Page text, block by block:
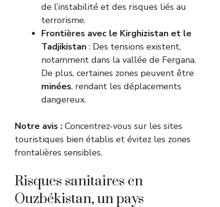
de l’instabilité et des risques liés au
terrorisme.
Frontières avec le Kirghizistan et le
Tadjikistan : Des tensions existent,
notamment dans la vallée de Fergana.
De plus, certaines zones peuvent être
minées, rendant les déplacements
dangereux.
Notre avis : Concentrez-vous sur les sites
touristiques bien établis et évitez les zones
frontalières sensibles.
Risques sanitaires en
Ouzbékistan, un pays